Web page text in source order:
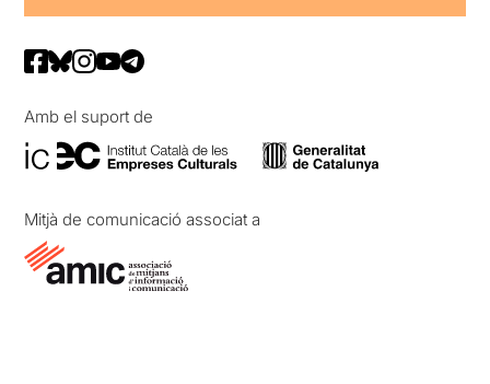
Amb el suport de
Mitjà de comunicació associat a